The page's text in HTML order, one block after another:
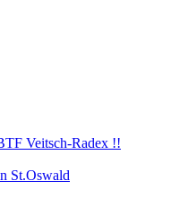
Veitsch-Radex !!
St.Oswald